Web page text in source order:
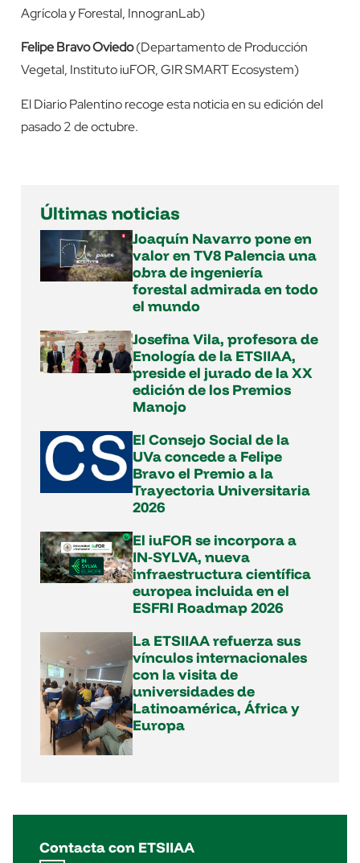
Agrícola y Forestal, InnogranLab)
Felipe Bravo Oviedo(Departamento de Producción
Vegetal, Instituto iuFOR, GIR SMART Ecosystem)
El Diario Palentino recoge esta noticia en su edición del
pasado 2 de octubre.
Últimas noticias
Joaquín Navarro pone en
valor en TV8 Palencia una
obra de ingeniería
forestal admirada en todo
el mundo
Josefina Vila, profesora de
Enología de la ETSIIAA,
preside el jurado de la XX
edición de los Premios
Manojo
El Consejo Social de la
UVa concede a Felipe
Bravo el Premio a la
Trayectoria Universitaria
2026
El iuFOR se incorpora a
IN‑SYLVA, nueva
infraestructura científica
europea incluida en el
ESFRI Roadmap 2026
La ETSIIAA refuerza sus
vínculos internacionales
con la visita de
universidades de
Latinoamérica, África y
Europa
Contacta con ETSIIAA